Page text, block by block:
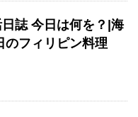
誌 今日は何を？|海
のフィリピン料理